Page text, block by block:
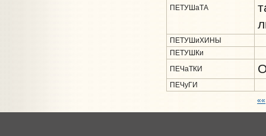
ПЕТУШаТА
ПЕТУШиХИНЫ
ПЕТУШКи
ПЕЧаТКИ
ПЕЧуГИ
««